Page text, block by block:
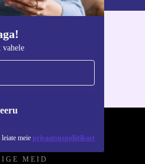
vahele
meie privaatsuspoliitikast
rakendus
Androidi jaoks
MEID